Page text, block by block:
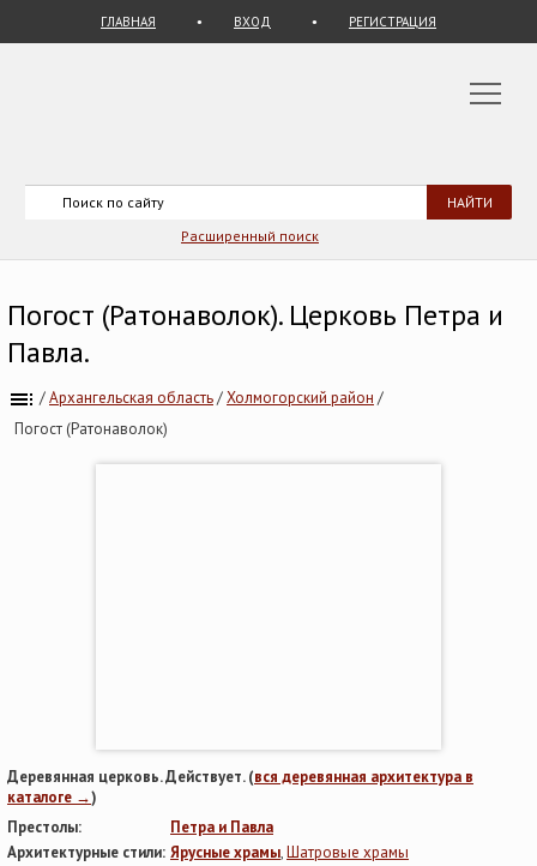
ГЛАВНАЯ ВХОД РЕГИСТРАЦИЯ
Расширенный поиск
Погост (Ратонаволок). Церковь Петра и
Павла.
/Архангельская область/Холмогорский район /
Погост (Ратонаволок)
Деревянная церковь. Действует. (вся деревянная архитектура в
каталоге →)
Престолы:
Петра и Павла
Архитектурные стили: Ярусные храмы,Шатровые храмы